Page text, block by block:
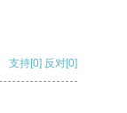
支持[0] 反对[0]